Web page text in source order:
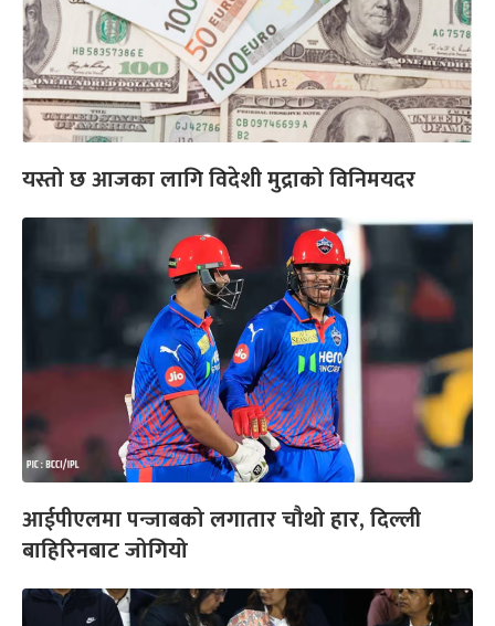
यस्तो छ आजका लागि विदेशी मुद्राको विनिमयदर
आईपीएलमा पन्जाबको लगातार चौथो हार, दिल्ली
बाहिरिनबाट जोगियो